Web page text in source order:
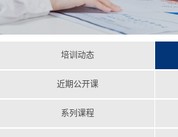
培训动态
近期公开课
系列课程